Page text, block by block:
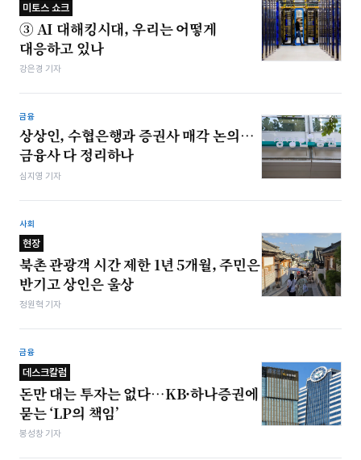
미토스 쇼크
③ AI 대해킹시대, 우리는 어떻게
대응하고 있나
강은경 기자
금융
상상인, 수협은행과 증권사 매각 논의…
금융사 다 정리하나
심지영 기자
사회
현장
북촌 관광객 시간 제한 1년 5개월, 주민은
반기고 상인은 울상
정원혁 기자
금융
데스크칼럼
돈만 대는 투자는 없다…KB·하나증권에
묻는 ‘LP의 책임’
봉성창 기자